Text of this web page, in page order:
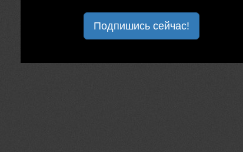
Подпишись сейчас!